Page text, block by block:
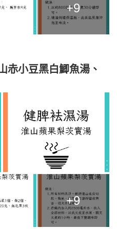
+9
赤小豆黑白鯽魚湯、
+9